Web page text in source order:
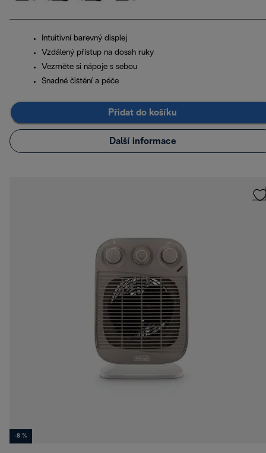
Intuitivní barevný displej
Vzdálený přístup na dosah ruky
Vezměte si nápoje s sebou
Snadné čištění a péče
Přidat do košíku
Další informace
-8 %